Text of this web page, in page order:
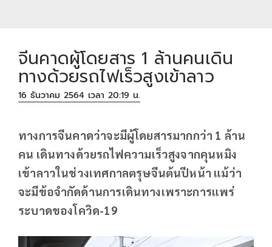
จีนคาดผู้โดยสาร 1 ล้านคนเดิน
ทางด้วยรถไฟเร็วสูงเข้าลาว
16 ธันวาคม 2564 เวลา 20:19 น.
ทางการจีนคาดว่าจะมีผู้โดยสารมากกว่า 1 ล้าน
คน เดินทางด้วยรถไฟความเร็วสูงจากคุนหมิง
เข้าลาวในช่วงเทศกาลตรุษจีนต้นปีหน้า แม้ว่า
จะมีข้อจำกัดด้านการเดินทางเพราะการแพร่
ระบาดของโควิด-19